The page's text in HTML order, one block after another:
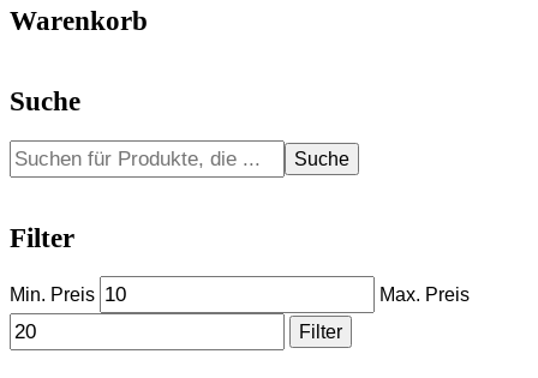
Warenkorb
Suche
Suche
Filter
Min. Preis
Max. Preis
Filter